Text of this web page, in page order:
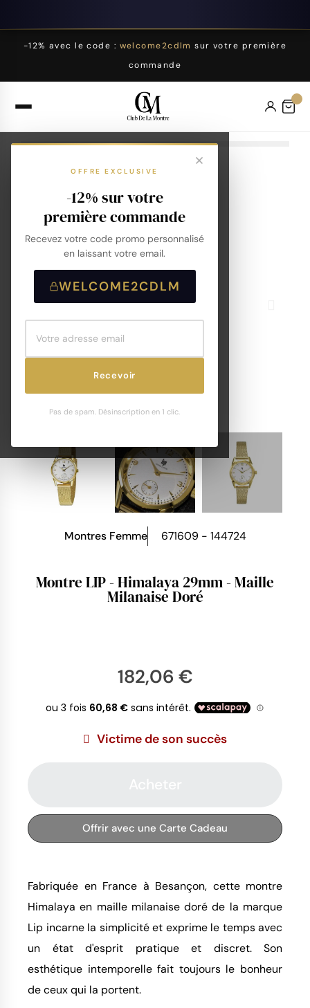
-12% avec le code : welcome2cdlm sur votre première
commande
OFFRE EXCLUSIVE
-12% sur votre
première commande
Recevez votre code promo personnalisé
en laissant votre email.
WELCOME2CDLM
Recevoir
Pas de spam. Désinscription en 1 clic.
Montres Femme 671609 - 144724
Montre LIP - Himalaya 29mm - Maille
Milanaise Doré
182,06 €
Victime de son succès
Offrir avec une Carte Cadeau
Fabriquée en France à Besançon, cette montre
Himalaya en maille milanaise doré de la marque
Lip incarne la simplicité et exprime le temps avec
un état d'esprit pratique et discret. Son
esthétique intemporelle fait toujours le bonheur
de ceux qui la portent.